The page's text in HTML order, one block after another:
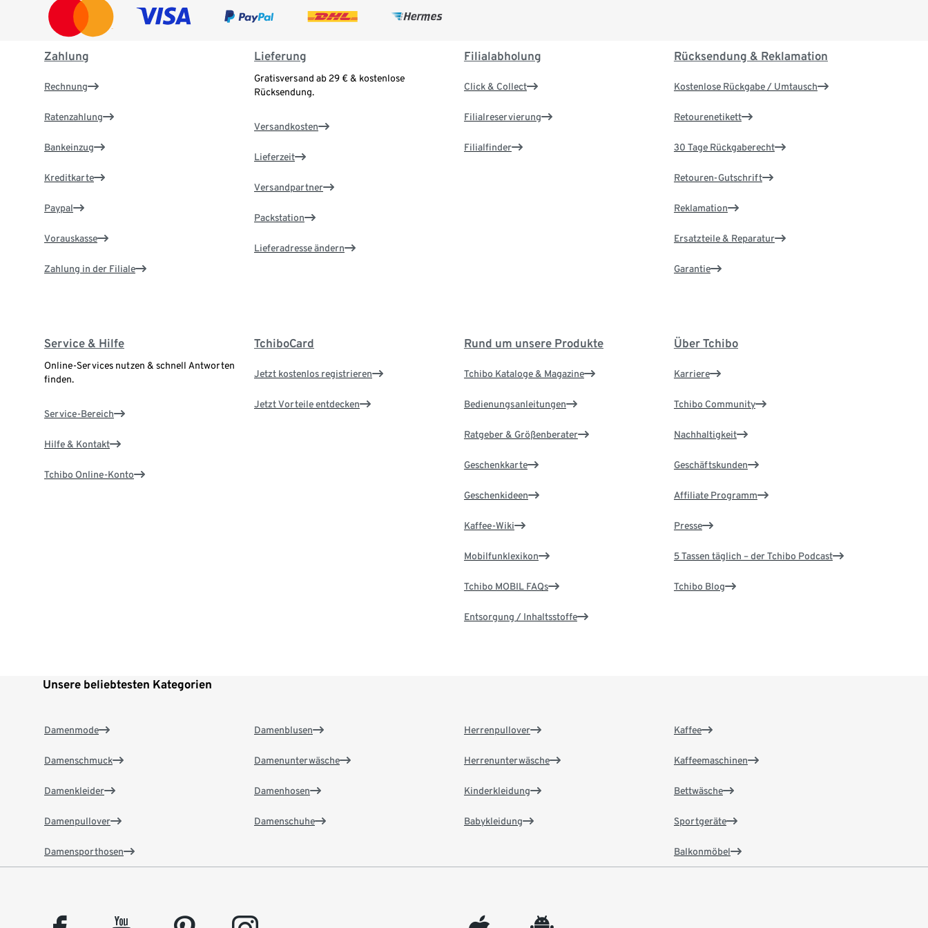
Zahlung
Rechnung
Ratenzahlung
Bankeinzug
Kreditkarte
Paypal
Vorauskasse
Zahlung in der Filiale
Lieferung
Gratisversand ab 29 € & kostenlose
Rücksendung.
Versandkosten
Lieferzeit
Versandpartner
Packstation
Lieferadresse ändern
Filialabholung
Click & Collect
Filialreservierung
Filialfinder
Rücksendung & Reklamation
Kostenlose Rückgabe / Umtausch
Retourenetikett
30 Tage Rückgaberecht
Retouren-Gutschrift
Reklamation
Ersatzteile & Reparatur
Garantie
Service & Hilfe
Online-Services nutzen & schnell Antworten
finden.
Service-Bereich
Hilfe & Kontakt
Tchibo Online-Konto
TchiboCard
Jetzt kostenlos registrieren
Jetzt Vorteile entdecken
Rund um unsere Produkte
Tchibo Kataloge & Magazine
Bedienungsanleitungen
Ratgeber & Größenberater
Geschenkkarte
Geschenkideen
Kaffee-Wiki
Mobilfunklexikon
Tchibo MOBIL FAQs
Entsorgung / Inhaltsstoffe
Über Tchibo
Karriere
Tchibo Community
Nachhaltigkeit
Geschäftskunden
Affiliate Programm
Presse
5 Tassen täglich – der Tchibo Podcast
Tchibo Blog
Unsere beliebtesten Kategorien
Damenmode
Damenschmuck
Damenkleider
Damenpullover
Damensporthosen
Damenblusen
Damenunterwäsche
Damenhosen
Damenschuhe
Herrenpullover
Herrenunterwäsche
Kinderkleidung
Babykleidung
Kaffee
Kaffeemaschinen
Bettwäsche
Sportgeräte
Balkonmöbel